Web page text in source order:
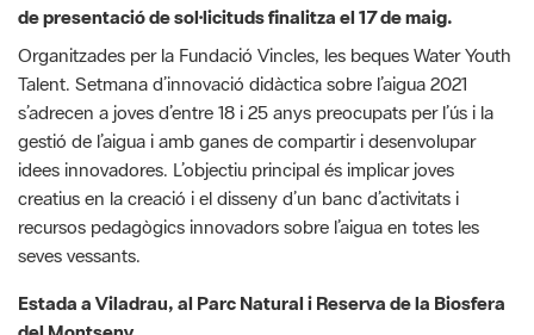
Talent. Setmana d’innovació didàctica sobre l’aigua 2021
s’adrecen a joves d’entre 18 i 25 anys preocupats per l’ús i la
gestió de l’aigua i amb ganes de compartir i desenvolupar
idees innovadores. L’objectiu principal és implicar joves
creatius en la creació i el disseny d’un banc d’activitats i
recursos pedagògics innovadors sobre l’aigua en totes les
seves vessants.
Estada a Viladrau, al Parc Natural i Reserva de la Biosfera
La beca per als quinze joves escollits inclourà l’allotjament